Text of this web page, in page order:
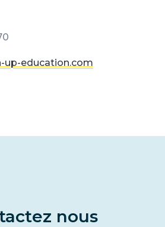
up-education.com
nous